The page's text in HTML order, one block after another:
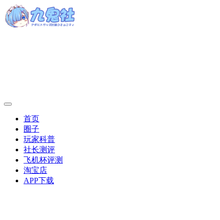
首页
圈子
玩家科普
社长测评
飞机杯评测
淘宝店
APP下载